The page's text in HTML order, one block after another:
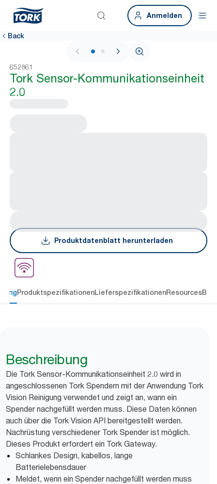
Anmelden
Back
1 / 2
652861
Tork Sensor-Kommunikationseinheit
2.0
Produktdatenblatt herunterladen
ProduktspezifikationenLieferspezifikationenResources
Beschreibung
Die Tork Sensor-Kommunikationseinheit 2.0 wird in
angeschlossenen Tork Spendern mit der Anwendung Tork
Vision Reinigung verwendet und zeigt an, wann ein
Spender nachgefüllt werden muss. Diese Daten können
auch über die Tork Vision API bereitgestellt werden.
Nachrüstung verschiedener Tork Spender ist möglich.
Dieses Produkt erfordert ein Tork Gateway.
Schlankes Design, kabellos, lange
Batterielebensdauer
Meldet, wenn ein Spender nachgefüllt werden muss